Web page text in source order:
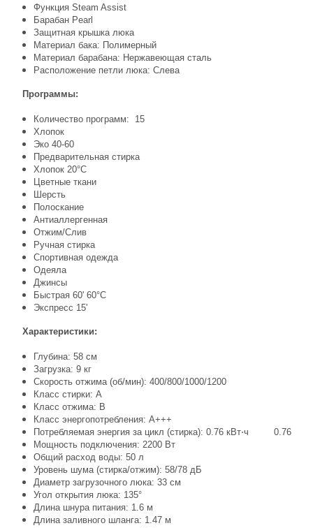
Функция Steam Assist
Барабан Pearl
Защитная крышка люка
Материал бака: Полимерный
Материал барабана: Нержавеющая сталь
Расположение петли люка: Слева
Программы:
Количество программ: 15
Хлопок
Эко 40-60
Предварительная стирка
Хлопок 20°C
Цветные ткани
Шерсть
Полоскание
Антиаллергенная
Отжим/Слив
Ручная стирка
Спортивная одежда
Одеяла
Джинсы
Быстрая 60' 60°C
Экспресс 15'
Характеристики:
Глубина: 58 см
Загрузка: 9 кг
Скорость отжима (об/мин): 400/800/1000/1200
Класс стирки: A
Класс отжима: B
Класс энергопотребления: A+++
Потребляемая энергия за цикл (стирка): 0.76 кВт⋅ч 0.76
Мощность подключения: 2200 Вт
Общий расход воды: 50 л
Уровень шума (стирка/отжим): 58/78 дБ
Диаметр загрузочного люка: 33 см
Угол открытия люка: 135°
Длина шнура питания: 1.6 м
Длина заливного шланга: 1.47 м